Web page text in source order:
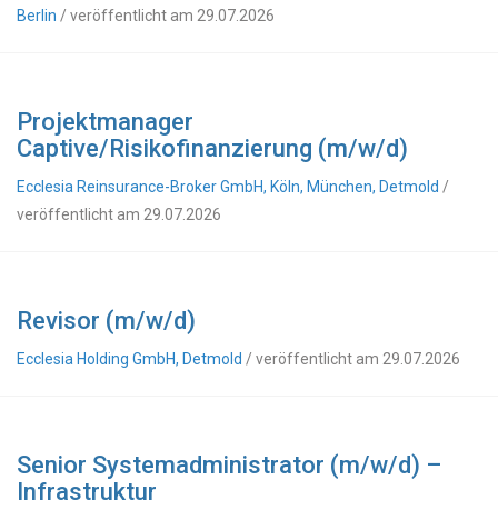
Berlin / veröffentlicht am 29.07.2026
Projektmanager
Captive/Risikofinanzierung (m/w/d)
Ecclesia Reinsurance-Broker GmbH, Köln, München, Detmold /
veröffentlicht am 29.07.2026
Revisor (m/w/d)
Ecclesia Holding GmbH, Detmold / veröffentlicht am 29.07.2026
Senior Systemadministrator (m/w/d) –
Infrastruktur